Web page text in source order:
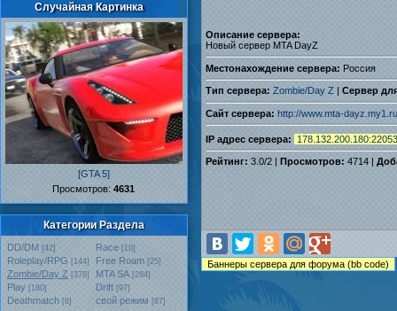
Случайная Картинка
[GTA 5]
Проcмотров:4631
Категории Раздела
DD/DM [42] Race [10]
Roleplay/RPG [144] Free Roam [25]
Zombie/Day Z [378] MTA SA [284]
Play [180] Drift [97]
Deathmatch [6] свой режим [87]
Описание сервера:
Новый сервер MTA DayZ
Местонахождение сервера: Россия
Тип сервера: Zombie/Day Z Сервер
Сайт сервера: http://www.mta-dayz.my1.ru
IP адрес сервера: 178.132.200.180:22053
Рейтинг: 3.0/2 Просмотров: 4714 |